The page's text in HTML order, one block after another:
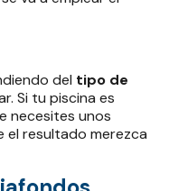
del tipo de
Si tu piscina es
necesites unos
resultado merezca